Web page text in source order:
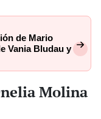
de Mario
Vania Bludau y
Molina